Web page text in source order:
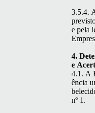
3.5.4.
e pela
4.
e
4.1. A
ên­cia
nº 1.